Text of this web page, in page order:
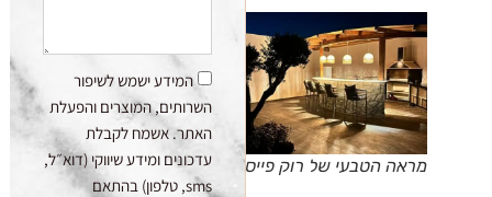
מראה הטבעי של רוק פייס
המידע ישמש לשיפור
השרותים, המוצרים והפעלת
האתר. אשמח לקבלת
עדכונים ומידע שיווקי (דוא״ל,
sms, טלפון) בהתאם